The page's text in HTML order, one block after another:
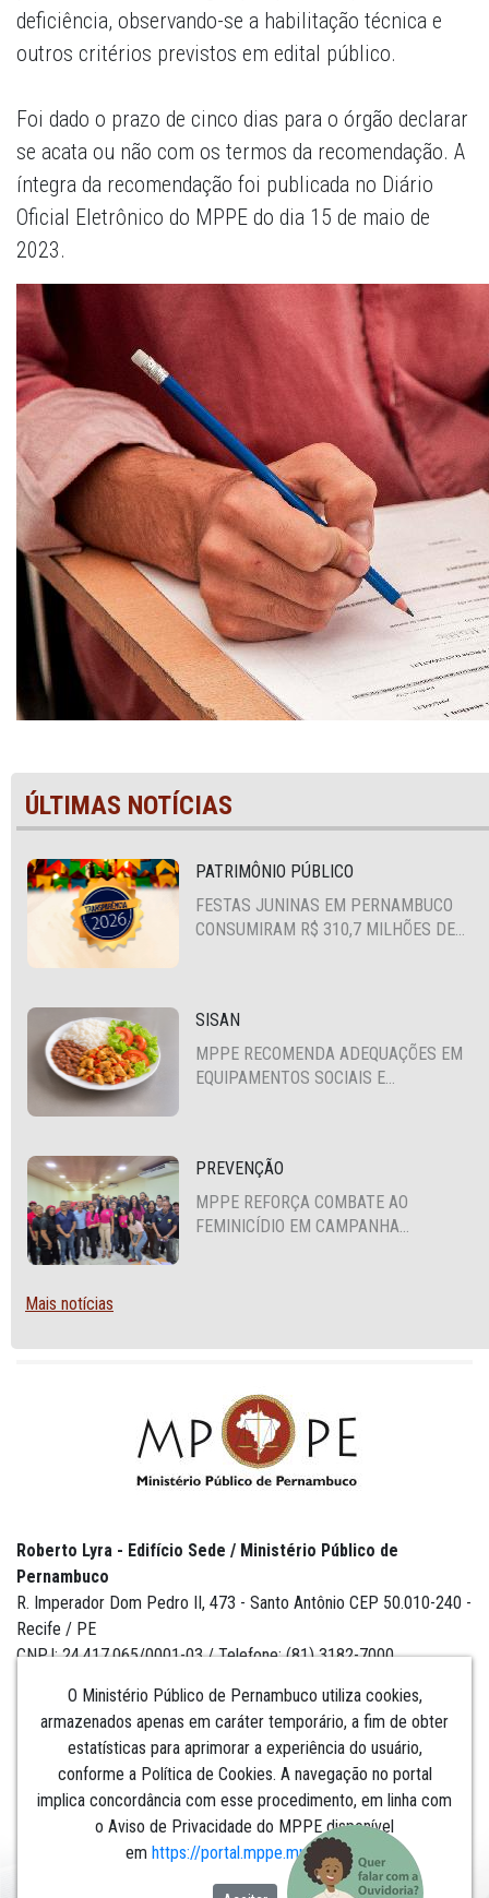
deficiência, observando-se a habilitação técnica e
outros critérios previstos em edital público.
Foi dado o prazo de cinco dias para o órgão declarar
se acata ou não com os termos da recomendação. A
íntegra da recomendação foi publicada no Diário
Oficial Eletrônico do MPPE do dia 15 de maio de
2023.
ÚLTIMAS NOTÍCIAS
PATRIMÔNIO PÚBLICO
FESTAS JUNINAS EM PERNAMBUCO
CONSUMIRAM R$ 310,7 MILHÕES DE
SISAN
MPPE RECOMENDA ADEQUAÇÕES EM
EQUIPAMENTOS SOCIAIS E
PREVENÇÃO
MPPE REFORÇA COMBATE AO
FEMINICÍDIO EM CAMPANHA
Mais notícias
O Ministério Público de Pernambuco utiliza cookies,
armazenados apenas em caráter temporário, a fim de obter
estatísticas para aprimorar a experiência do usuário,
conforme a Política de Cookies. A navegação no portal
implica concordância com esse procedimento, em linha com
o Aviso de Privacidade do MPPE disponível
em https://portal.mppe.mp.br/lgpd.​​​​​​​
Roberto Lyra - Edifício Sede / Ministério Público de
Pernambuco
R. Imperador Dom Pedro II, 473 - Santo Antônio CEP 50.010-240 -
Recife / PE
CNPJ: 24.417.065/0001-03 / Telefone: (81) 3182-7000
Institucional
Comunicação